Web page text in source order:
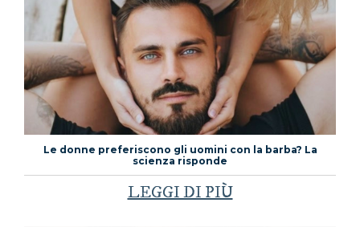
Le donne preferiscono gli uomini con la barba? La
scienza risponde
LEGGI DI PIÙ